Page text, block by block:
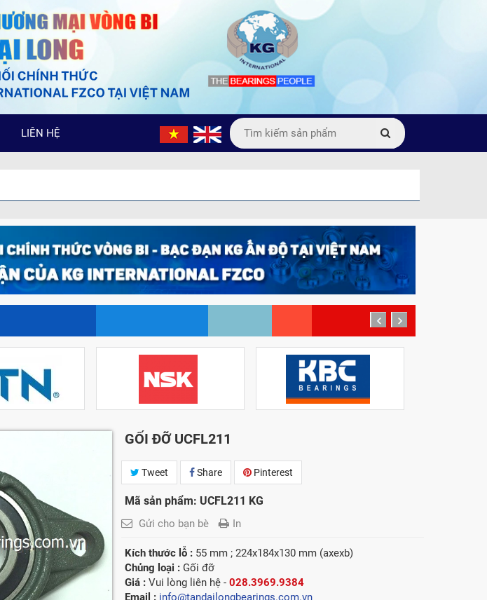
LIÊN HỆ
prev next
GỐI ĐỠ UCFL211
Tweet Share Pinterest
Mã sản phẩm: UCFL211 KG
Gửi cho bạn bè In
Kích thước lỗ : 55 mm ; 224x184x130 mm (axexb)
Chủng loại : Gối đỡ
Giá : Vui lòng l iên hệ -028.3969.9384
Email : info@tandailongbearings.com.vn